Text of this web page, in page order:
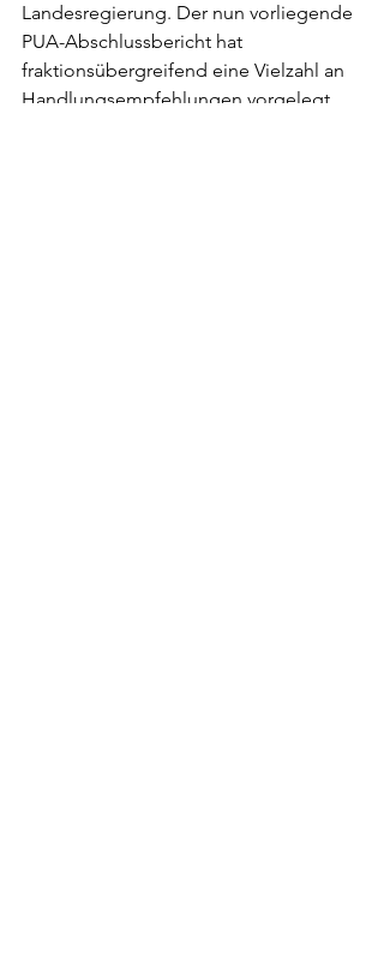
Landesregierung. Der nun vorliegende
PUA-Abschlussbericht hat
fraktionsübergreifend eine Vielzahl an
Handlungsempfehlungen vorgelegt.